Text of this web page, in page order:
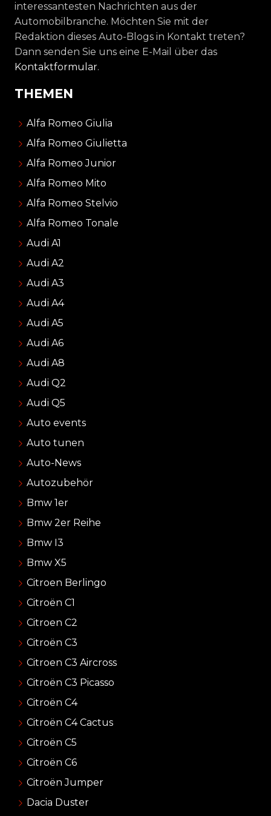
interessantesten Nachrichten aus der
Automobilbranche. Möchten Sie mit der
Redaktion dieses Auto-Blogs in Kontakt treten?
Dann senden Sie uns eine E-Mail über das
Kontaktformular.
THEMEN
Alfa Romeo Giulia
Alfa Romeo Giulietta
Alfa Romeo Junior
Alfa Romeo Mito
Alfa Romeo Stelvio
Alfa Romeo Tonale
Audi A1
Audi A2
Audi A3
Audi A4
Audi A5
Audi A6
Audi A8
Audi Q2
Audi Q5
Auto events
Auto tunen
Auto-News
Autozubehör
Bmw 1er
Bmw 2er Reihe
Bmw I3
Bmw X5
Citroen Berlingo
Citroën C1
Citroen C2
Citroën C3
Citroen C3 Aircross
Citroën C3 Picasso
Citroën C4
Citroën C4 Cactus
Citroën C5
Citroën C6
Citroën Jumper
Dacia Duster